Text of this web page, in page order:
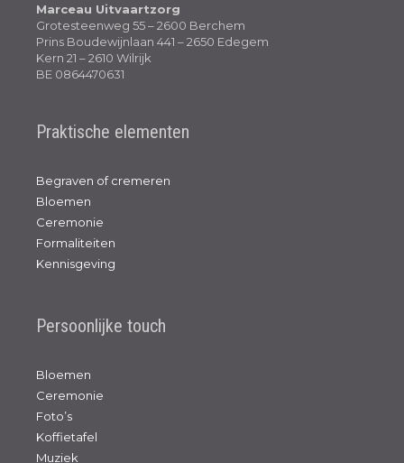
Marceau Uitvaartzorg
Grotesteenweg 55 – 2600 Berchem
Prins Boudewijnlaan 441 – 2650 Edegem
Kern 21 – 2610 Wilrijk
BE 0864470631
Praktische elementen
Begraven of cremeren
Bloemen
Ceremonie
Formaliteiten
Kennisgeving
Persoonlijke touch
Bloemen
Ceremonie
Foto’s
Koffietafel
Muziek